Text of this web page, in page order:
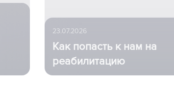
23.07.2026
Как попасть к нам на
реабилитацию